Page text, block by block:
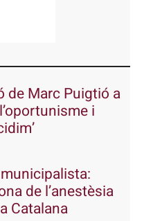
de Marc Puigtió a
i
de l’anestèsia
Catalana